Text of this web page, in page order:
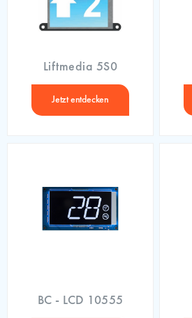
Liftmedia 5S0
Jetzt entdecken
BC - LCD 10555